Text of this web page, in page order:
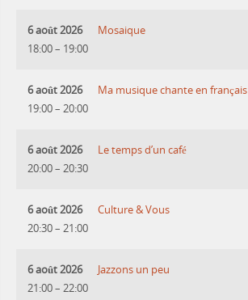
6 août 2026
18:00– 19:00
Mosaique
6 août 2026
19:00– 20:00
Ma musique chante en français
6 août 2026
20:00– 20:30
Le temps d’un café
6 août 2026
20:30– 21:00
Culture & Vous
6 août 2026
21:00– 22:00
Jazzons un peu